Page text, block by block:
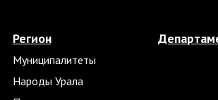
Регион
Муниципалитеты
Народы Урала